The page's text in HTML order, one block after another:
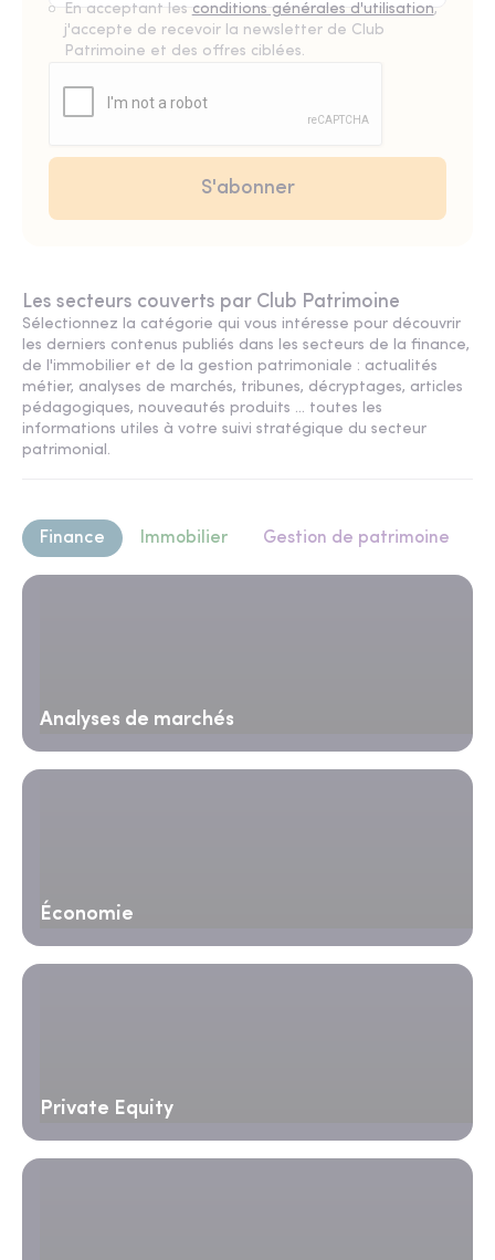
En acceptant les conditions générales d'utilisation,
j'accepte de recevoir la newsletter de Club
Patrimoine et des offres ciblées.
Les secteurs couverts par Club Patrimoine
Sélectionnez la catégorie qui vous intéresse pour découvrir
les derniers contenus publiés dans les secteurs de la finance,
de l'immobilier et de la gestion patrimoniale : actualités
métier, analyses de marchés, tribunes, décryptages, articles
pédagogiques, nouveautés produits ... toutes les
informations utiles à votre suivi stratégique du secteur
patrimonial.
Finance Immobilier Gestion de patrimoine
Analyses de marchés
Économie
Private Equity